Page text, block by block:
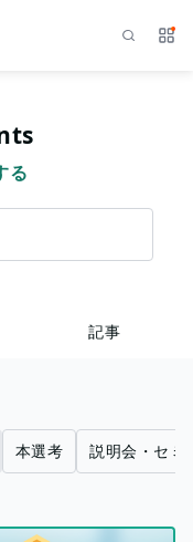
サ
る
記事
本選考 説明会・セミ